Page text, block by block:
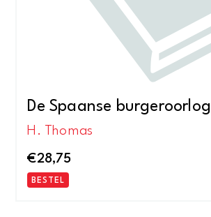
De Spaanse burgeroorlog
H. Thomas
€28,75
BESTEL